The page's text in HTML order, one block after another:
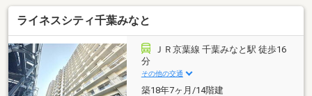
ライネスシティ千葉みなと
ＪＲ京葉線 千葉みなと駅 徒歩16
分
その他の交通
築18年7ヶ月/14階建